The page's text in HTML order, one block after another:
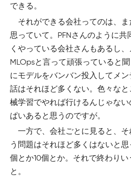
できる。
それができる会社ってのは、
思っていて。PFNさんのように共
くやっている会社さんもあるし
MLOpsと言って頑張っていると
にモデルをバンバン投入してメ
話はそれほど多くない。色々な
械学習でやれば行けるんじゃな
ぱいあると思うのですが。
一方で、会社ごとに見ると、
う問題はそれほど多くはないと
個とか10個とか。それで終わりい
と。